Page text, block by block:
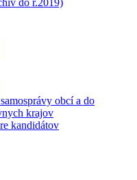
do r.2019)
obcí a do
krajov
kandidátov